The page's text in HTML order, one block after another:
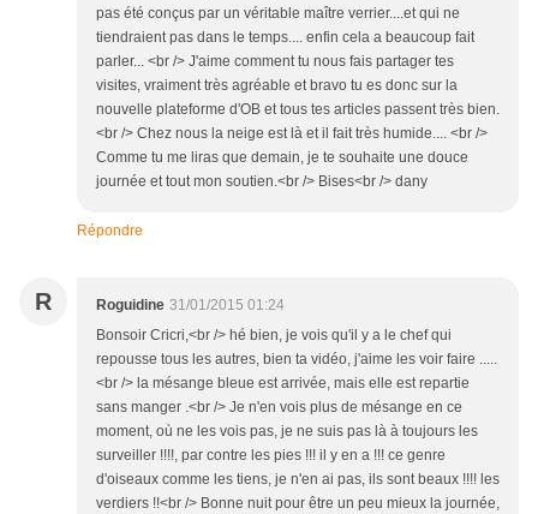
pas été conçus par un véritable maître verrier....et qui ne
tiendraient pas dans le temps.... enfin cela a beaucoup fait
parler... <br /> J'aime comment tu nous fais partager tes
visites, vraiment très agréable et bravo tu es donc sur la
nouvelle plateforme d'OB et tous tes articles passent très bien.
<br /> Chez nous la neige est là et il fait très humide.... <br />
Comme tu me liras que demain, je te souhaite une douce
journée et tout mon soutien.<br /> Bises<br /> dany
Répondre
R Roguidine 31/01/2015 01:24
Bonsoir Cricri,<br /> hé bien, je vois qu'il y a le chef qui
repousse tous les autres, bien ta vidéo, j'aime les voir faire .....
<br /> la mésange bleue est arrivée, mais elle est repartie
sans manger .<br /> Je n'en vois plus de mésange en ce
moment, où ne les vois pas, je ne suis pas là à toujours les
surveiller !!!!, par contre les pies !!! il y en a !!! ce genre
d'oiseaux comme les tiens, je n'en ai pas, ils sont beaux !!!! les
verdiers !!<br /> Bonne nuit pour être un peu mieux la journée,